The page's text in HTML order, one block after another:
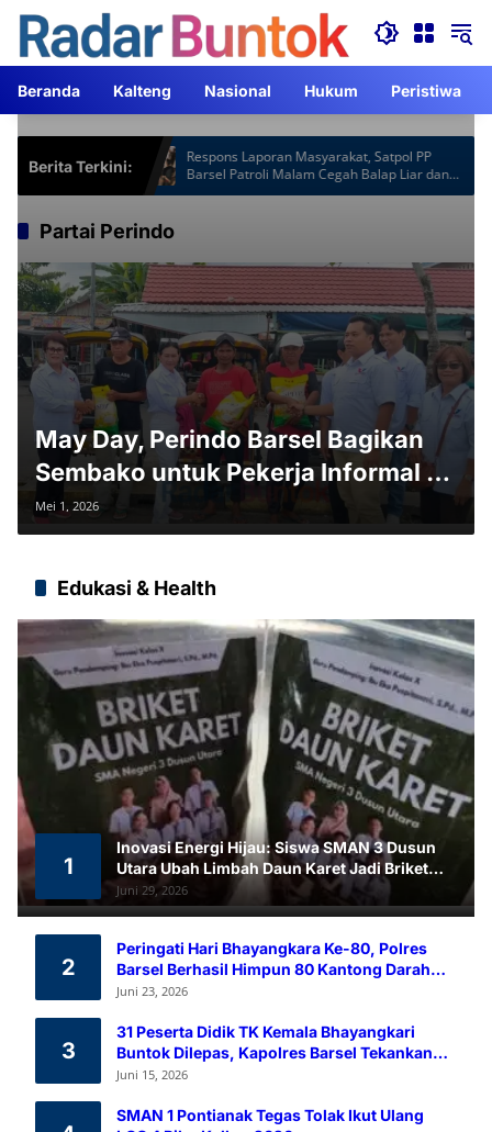
Langsung
konten
Beranda Kalteng Nasional Hukum Peristiwa
Berita Terkini:
Gardu
Lebih
Respons Laporan Masyarakat, Satpol PP
Barsel Patroli Malam Cegah Balap Liar dan
Knalpot Brong
Partai Perindo
May Day, Perindo Barsel Bagikan
Sembako untuk Pekerja Informal di
Buntok
Mei 1, 2026
Edukasi & Health
1
Inovasi Energi Hijau: Siswa SMAN 3 Dusun
Utara Ubah Limbah Daun Karet Jadi Briket
Ramah Lingkungan
Juni 29, 2026
2
Peringati Hari Bhayangkara Ke-80, Polres
Barsel Berhasil Himpun 80 Kantong Darah
Melalui Aksi Donor Darah
Juni 23, 2026
3
31 Peserta Didik TK Kemala Bhayangkari
Buntok Dilepas, Kapolres Barsel Tekankan
Pendidikan Karakter
Juni 15, 2026
SMAN 1 Pontianak Tegas Tolak Ikut Ulang